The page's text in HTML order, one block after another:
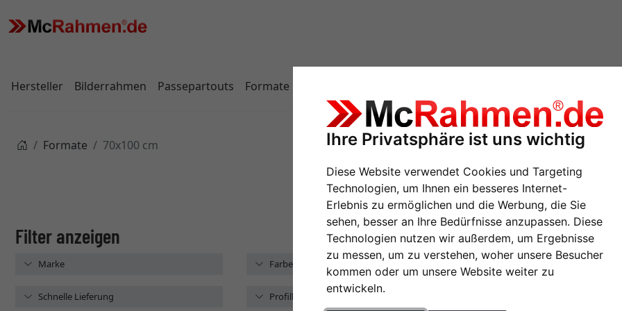
Ihre Privatsphäre ist uns wichtig
Diese Website verwendet Cookies und Targeting
Technologien, um Ihnen ein besseres Internet-
Erlebnis zu ermöglichen und die Werbung, die Sie
sehen, besser an Ihre Bedürfnisse anzupassen. Diese
Technologien nutzen wir außerdem, um Ergebnisse
zu messen, um zu verstehen, woher unsere Besucher
kommen oder um unsere Website weiter zu
entwickeln.
Hersteller Bilderrahmen Passepartouts Formate
Formate 70x100 cm
70x100 cm
Marke Farbe Rahmentyp
Schnelle Lieferung Profilbreite